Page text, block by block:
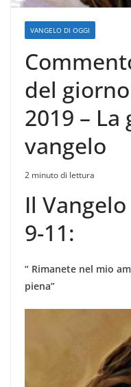
VANGELO DI OGGI
del
2019 – La
vangelo
2 minuto di lettura
Il
9-11:
“ Rimanete nel mio
piena”